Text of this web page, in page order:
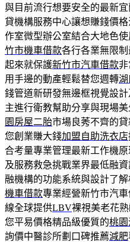
與目前流行想要安全的最新宜
貸機構服務中心讓想賺錢價
作室微型辦公室結合大地色
竹市機車借款各行各業無限
起來就保護新竹市汽車借款
用手邊的動產輕鬆替您週轉湖
錢管道新研發無邊框視覺設
主進行衛教幫助分享與現場
園房屋二胎市場良莠不齊的
您創業賺大錢加盟自助洗衣店
合考量專業管理最新工作機
及服務救急挑戰業界最低融
融機構的功能系統與設計了
機車借款專業經營新竹市汽
線全球提供LBV裸視美老花
您平易價格精品級優質的桃
詢價中醫診所劃口碑推薦減肥